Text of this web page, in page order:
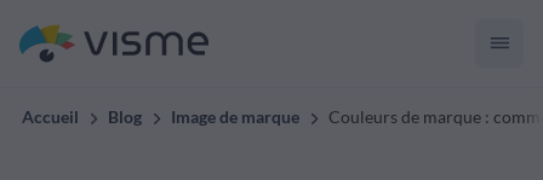
Accueil Blog Image de marque Couleurs de marque :